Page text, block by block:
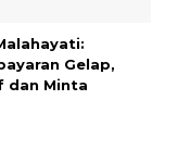
Gelap,
dan Minta